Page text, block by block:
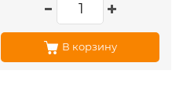
В корзину